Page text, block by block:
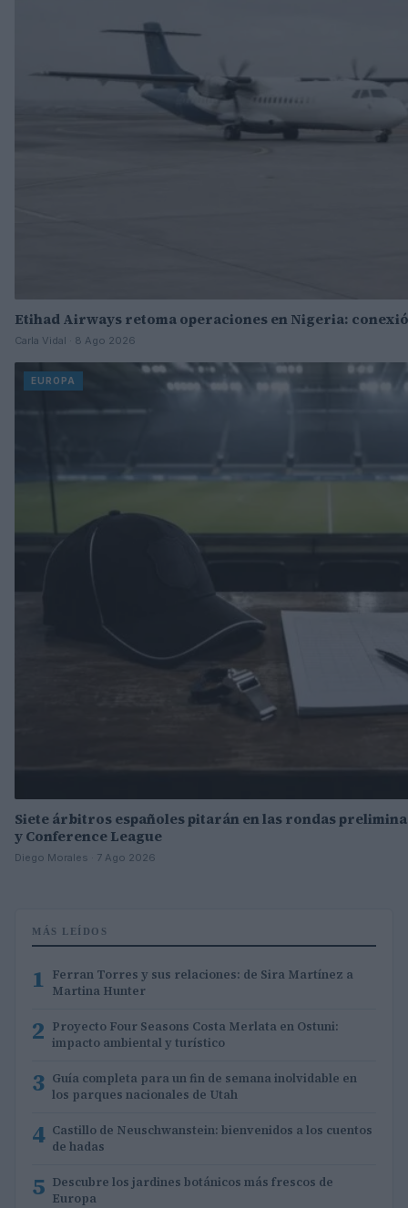
Etihad Airways retoma operaciones en Nigeria:
Carla Vidal · 8 Ago 2026
EUROPA
Siete árbitros españoles pitarán en las rondas
y Conference League
Diego Morales · 7 Ago 2026
MÁS LEÍDOS
1 Ferran Torres y sus relaciones: de Sira Martínez a
Martina Hunter
2 Proyecto Four Seasons Costa Merlata en Ostuni:
impacto ambiental y turístico
3 Guía completa para un fin de semana inolvidable en
los parques nacionales de Utah
4 Castillo de Neuschwanstein: bienvenidos a los cuentos
de hadas
5 Descubre los jardines botánicos más frescos de
Europa